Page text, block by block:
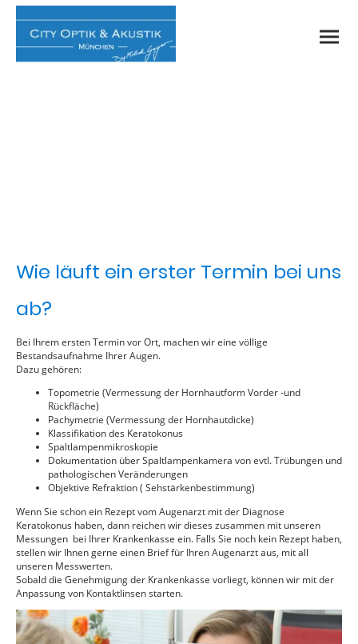
Wie läuft ein erster Termin bei uns
ab?
Bei Ihrem ersten Termin vor Ort, machen wir eine völlige
Bestandsaufnahme Ihrer Augen.
Dazu gehören:
Topometrie (Vermessung der Hornhautform Vorder -und
Rückfläche)
Pachymetrie (Vermessung der Hornhautdicke)
Klassifikation des Keratokonus
Spaltlampenmikroskopie
Dokumentation über Spaltlampenkamera von evtl. Trübungen und
pathologischen Veränderungen
Objektive Refraktion ( Sehstärkenbestimmung)
Wenn Sie schon ein Rezept vom Augenarzt mit der Diagnose
Keratokonus haben, dann reichen wir dieses zusammen mit unseren
Messungen bei Ihrer Krankenkasse ein. Falls Sie noch kein Rezept haben,
stellen wir Ihnen gerne einen Brief für Ihren Augenarzt aus, mit all
unseren Messwerten.
Sobald die Genehmigung der Krankenkasse vorliegt, können wir mit der
Anpassung von Kontaktlinsen starten.